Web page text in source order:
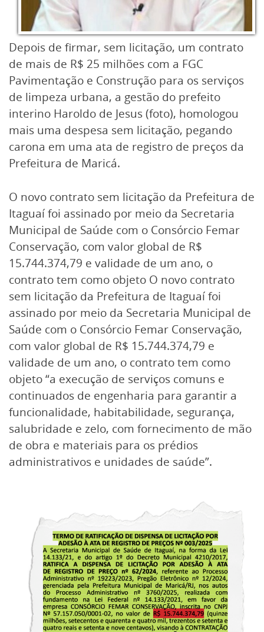
Depois de firmar, sem licitação, um contrato
de mais de R$ 25 milhões com a FGC
Pavimentação e Construção para os serviços
de limpeza urbana, a gestão do prefeito
interino Haroldo de Jesus (foto), homologou
mais uma despesa sem licitação, pegando
carona em uma ata de registro de preços da
Prefeitura de Maricá.
O novo contrato sem licitação da Prefeitura de
Itaguaí foi assinado por meio da Secretaria
Municipal de Saúde com o Consórcio Femar
Conservação, com valor global de R$
15.744.374,79 e validade de um ano, o
contrato tem como objeto O novo contrato
sem licitação da Prefeitura de Itaguaí foi
assinado por meio da Secretaria Municipal de
Saúde com o Consórcio Femar Conservação,
com valor global de R$ 15.744.374,79 e
validade de um ano, o contrato tem como
objeto “a execução de serviços comuns e
continuados de engenharia para garantir a
funcionalidade, habitabilidade, segurança,
salubridade e zelo, com fornecimento de mão
de obra e materiais para os prédios
administrativos e unidades de saúde”.